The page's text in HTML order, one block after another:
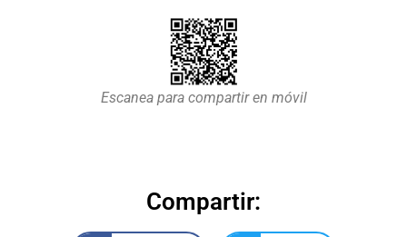
Escanea para compartir en móvil
Compartir: